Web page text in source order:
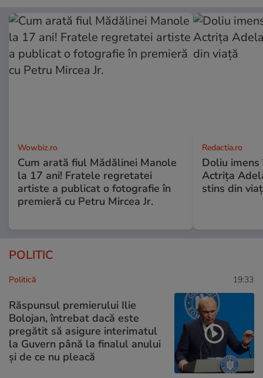
Wowbiz.ro
Cum arată fiul Mădălinei Manole
la 17 ani! Fratele regretatei
artiste a publicat o fotografie în
premieră cu Petru Mircea Jr.
Redactia.ro
Doliu
Actrița
stins din
POLITIC
Politică 19:33
Răspunsul premierului Ilie
Bolojan, întrebat dacă este
pregătit să asigure interimatul
la Guvern până la finalul anului
și de ce nu pleacă